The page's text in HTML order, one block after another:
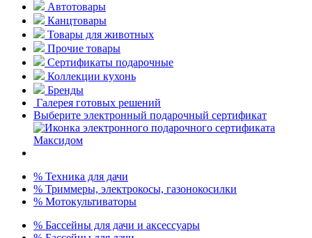
Автотовары
Канцтовары
Товары для животных
Прочие товары
Сертификаты подарочные
Коллекции кухонь
Бренды
Галерея готовых решений
Выберите электронный подарочный сертификат
% Техника для дачи
% Триммеры, электрокосы, газонокосилки
% Мотокультиваторы
% Бассейны для дачи и аксессуары